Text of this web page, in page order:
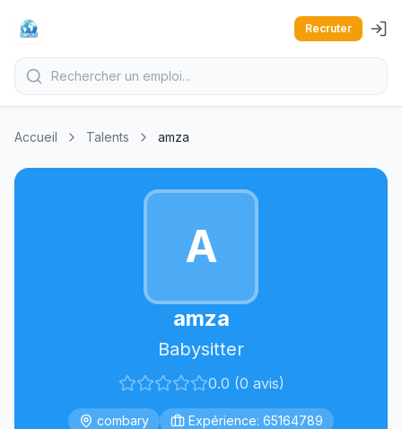
Recruter
Accueil Talents amza
A
amza
Babysitter
0.0 (0 avis)
combary
Expérience: 65164789